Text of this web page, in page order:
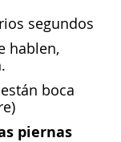
segundos
hablen,
boca
piernas